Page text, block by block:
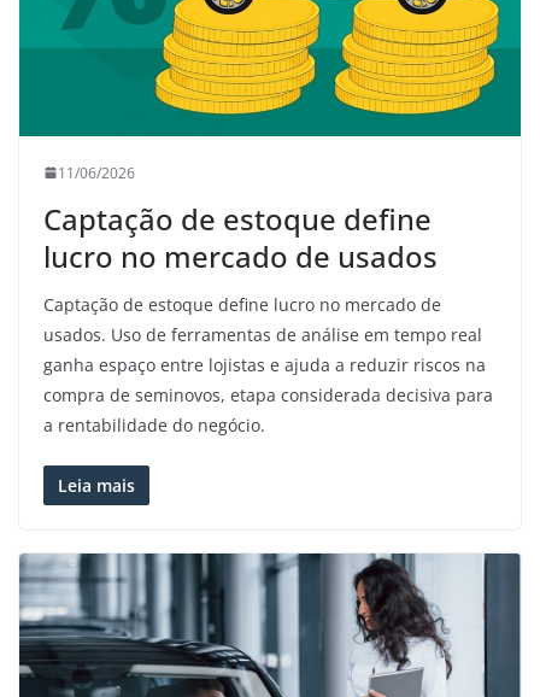
11/06/2026
Captação de estoque define
lucro no mercado de usados
Captação de estoque define lucro no mercado de
usados. Uso de ferramentas de análise em tempo real
ganha espaço entre lojistas e ajuda a reduzir riscos na
compra de seminovos, etapa considerada decisiva para
a rentabilidade do negócio.
Leia mais